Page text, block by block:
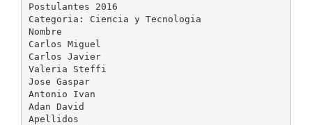
Postulantes 2016
Categoria: Ciencia y Tecnologia
Nombre
Carlos Miguel
Carlos Javier
Valeria Steffi
Jose Gaspar
Antonio Ivan
Adan David
Apellidos